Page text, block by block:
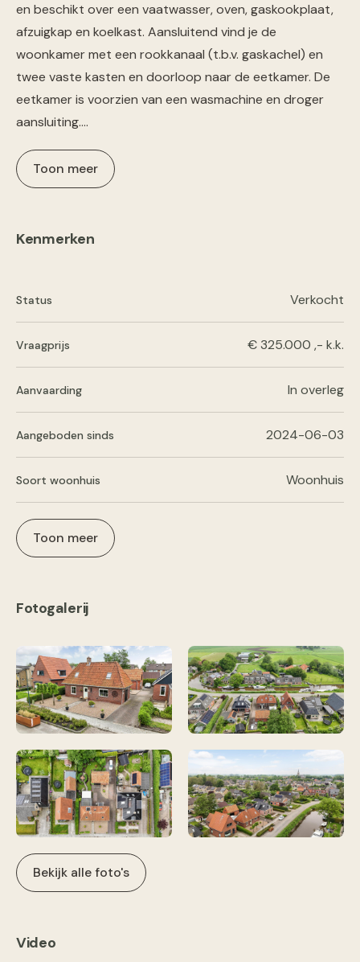
en beschikt over een vaatwasser, oven, gaskookplaat,
afzuigkap en koelkast. Aansluitend vind je de
woonkamer met een rookkanaal (t.b.v. gaskachel) en
twee vaste kasten en doorloop naar de eetkamer. De
eetkamer is voorzien van een wasmachine en droger
aansluiting.…
Toon meer
Kenmerken
Status Verkocht
Vraagprijs € 325.000 ,- k.k.
Aanvaarding In overleg
Aangeboden sinds 2024-06-03
Soort woonhuis Woonhuis
Toon meer
Fotogalerij
Bekijk alle foto's
Video